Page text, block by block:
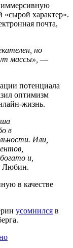
«сырой характер».
почта,
но
массы», —
потенциала
оптимизм
жизнь.
в
Или,
и,
Любин.
в качестве
усомнился в